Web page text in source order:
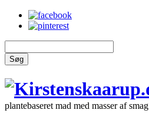
Søg
plantebaseret mad med masser af smag